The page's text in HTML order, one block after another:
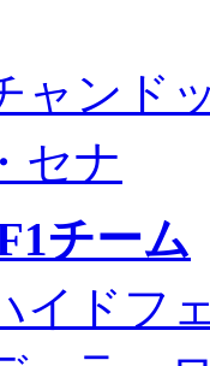
ャンド
セナ
チーム
イドフ